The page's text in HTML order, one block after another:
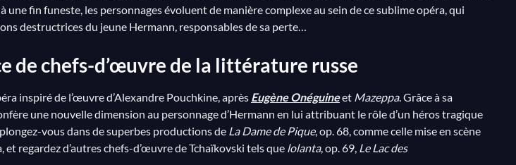
fin funeste, les personnages évoluent de manière complexe au sein de ce sublime opéra, qui
destructrices du jeune Hermann, responsables de sa perte…
de chefs-d’œuvre de la littérature russe
inspiré de l’œuvre d’Alexandre Pouchkine, après Eugène Onéguineet Mazeppa. Grâce à sa
une nouvelle dimension au personnage d’Hermann en lui attribuant le rôle d’un héros tragique
vous dans de superbes productions de La Dame de Pique, op. 68, comme celle mise en scène
et regardez d’autres chefs-d’œuvre de Tchaïkovski tels que lolanta, op. 69, Le Lac des